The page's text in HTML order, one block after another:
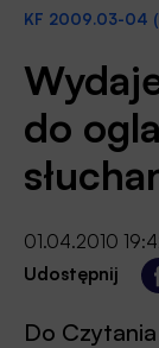
KF 2009.03-04
do
01.04.2010
Udostępnij
Do Czytania